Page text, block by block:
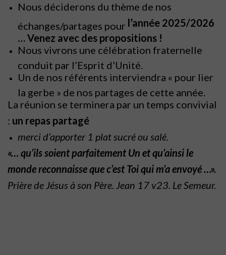
Nous déciderons du thème de nos
échanges/partages pour l’année 2025/2026
… Venez avec des propositions !
Nous vivrons une célébration fraternelle
conduit par l’Esprit d’Unité.
Un de nos référents interviendra « pour lier
la gerbe » de nos partages de cette année.
La réunion se terminera par un temps convivial
: un repas partagé
merci d’apporter 1 plat sucré ou salé.
«… qu’ils soient parfaitement Un et qu’ainsi le
monde reconnaisseque c’est Toi qui m’a envoyé …».
Prière de Jésus à son Père. Jean 17 v23. Le Semeur.